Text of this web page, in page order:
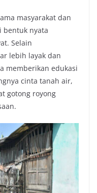
masyarakat dan
bentuk nyata
Selain
lebih layak dan
memberikan edukasi
cinta tanah air,
gotong royong